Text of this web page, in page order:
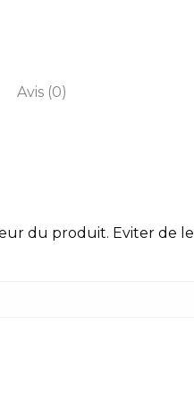
Avis (0)
du produit. Eviter de le